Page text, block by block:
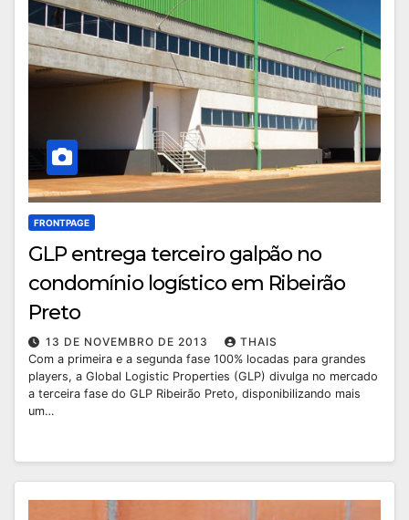
FRONTPAGE
GLP entrega terceiro galpão no
condomínio logístico em Ribeirão
Preto
13 DE NOVEMBRO DE 2013
THAIS
Com a primeira e a segunda fase 100% locadas para grandes
players, a Global Logistic Properties (GLP) divulga no mercado
a terceira fase do GLP Ribeirão Preto, disponibilizando mais
um…